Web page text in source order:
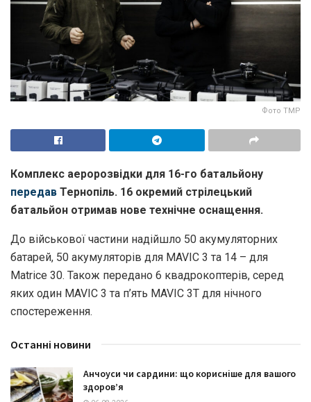
Фото ТМР
Комплекс аеророзвідки для 16-го батальйону
передав Тернопіль. 16 окремий стрілецький
батальйон отримав нове технічне оснащення.
До військової частини надійшло 50 акумуляторних
батарей, 50 акумуляторів для MAVIC 3 та 14 – для
Matrice 30. Також передано 6 квадрокоптерів, серед
яких один MAVIC 3 та п’ять MAVIC 3T для нічного
спостереження.
Останні новини
Анчоуси чи сардини: що корисніше для вашого
здоров’я